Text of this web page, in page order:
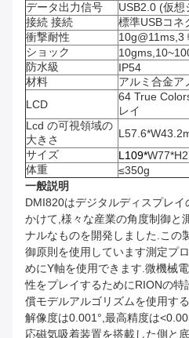
データ出力信号
USB2.0 (仮想
接続 接続
標準USBコネ
衝撃耐性
10g@11ms,3
ショック
防水級
IP54
材料
アルミ合金ア
LCD
64 True
レイ
Lcd の可視領域の
大きさ
サイズ
L109*
体重
≤350g
一般説明
DMI820はデジタルディスプレ
かけて,様々な産業の角度制御と
ナルなものを開発しました.この
御原則を使用しています測定プ
めにY軸を使用できます.微機械
性をプレイするためにRIONの
償モデルアルゴリズムを使用す
解像度は0.001°,最高精度は
応磁気吸着装置を搭載した側と